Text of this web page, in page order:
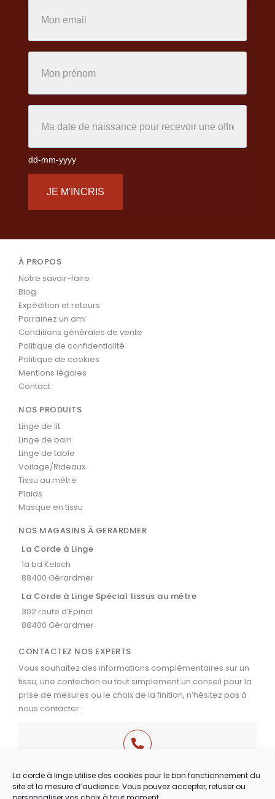
La corde à linge utilise des cookies pour le bon fonctionnement du
site et la mesure d’audience. Vous pouvez accepter, refuser ou
dd-mm-yyyy
JE M'INCRIS
À PROPOS
Notre savoir-faire
Blog
Expédition et retours
Parrainez un ami
Conditions générales de vente
Politique de confidentialité
Politique de cookies
Mentions légales
Contact
NOS PRODUITS
Linge de lit
Linge de bain
Linge de table
Voilage/Rideaux
Tissu au mètre
Plaids
Masque en tissu
NOS MAGASINS À GERARDMER
La Corde à Linge
1a bd Kelsch
88400 Gérardmer
La Corde à Linge Spécial tissus au mètre
302 route d’Epinal
88400 Gérardmer
CONTACTEZ NOS EXPERTS
Vous souhaitez des informations complémentaires sur un
tissu, une confection ou tout simplement un conseil pour la
prise de mesures ou le choix de la finition, n’hésitez pas à
nous contacter :
03 29 60 49 17
Du Mardi au Samedi